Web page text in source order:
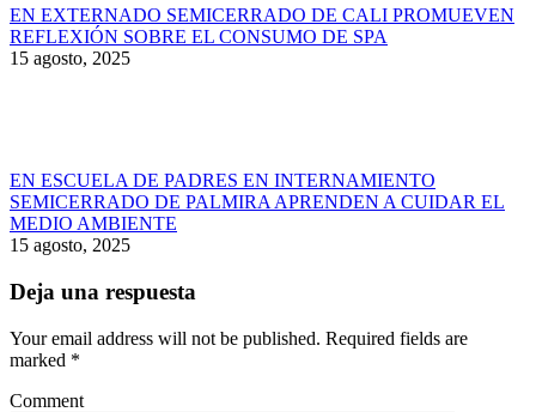
EN EXTERNADO SEMICERRADO DE CALI PROMUEVEN
REFLEXIÓN SOBRE EL CONSUMO DE SPA
15 agosto, 2025
EN ESCUELA DE PADRES EN INTERNAMIENTO
SEMICERRADO DE PALMIRA APRENDEN A CUIDAR EL
MEDIO AMBIENTE
15 agosto, 2025
Deja una respuesta
Your email address will not be published. Required fields are
marked *
Comment